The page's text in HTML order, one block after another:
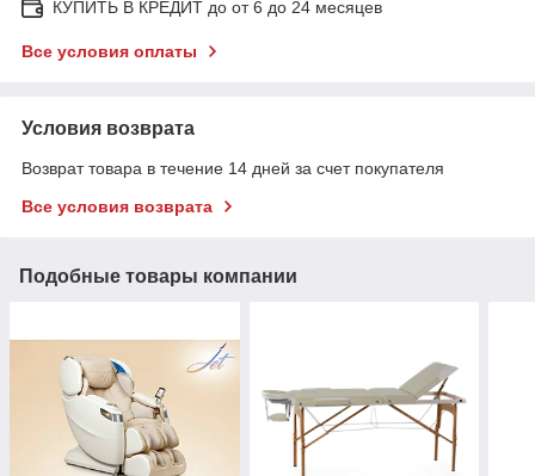
КУПИТЬ В КРЕДИТ до от 6 до 24 месяцев
Все условия оплаты
Условия возврата
Возврат товара в течение 14 дней за счет покупателя
Все условия возврата
Подобные товары компании